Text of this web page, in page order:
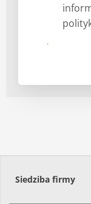
Prześlij
Siedziba firmy